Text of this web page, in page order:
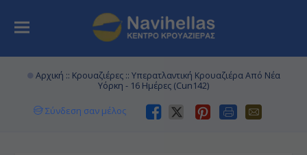
Αρχική :: Κρουαζιέρες:: Υπερατλαντική Κρουαζιέρα Από Νέα
Υόρκη - 16 Ημέρες (Cun142)
Σύνδεση σαν μέλος